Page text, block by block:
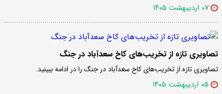
۰۷ اردیبهشت ۱۴۰۵
تصاویری تازه از تخریب‌های کاخ سعدآباد در جنگ
تصاویری تازه از تخریب‌های کاخ سعدآباد در جنگ را در ادامه ببینید.
۰۵ اردیبهشت ۱۴۰۵